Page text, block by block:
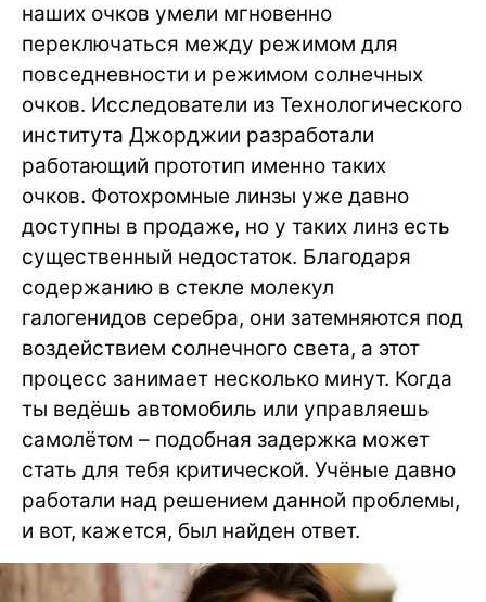
наших очков умели мгновенно
переключаться между режимом для
повседневности и режимом солнечных
очков. Исследователи из Технологического
института Джорджии разработали
работающий прототип именно таких
очков. Фотохромные линзы уже давно
доступны в продаже, но у таких линз есть
существенный недостаток. Благодаря
содержанию в стекле молекул
галогенидов серебра, они затемняются под
воздействием солнечного света, а этот
процесс занимает несколько минут. Когда
ты ведёшь автомобиль или управляешь
самолётом – подобная задержка может
стать для тебя критической. Учёные давно
работали над решением данной проблемы,
и вот, кажется, был найден ответ.